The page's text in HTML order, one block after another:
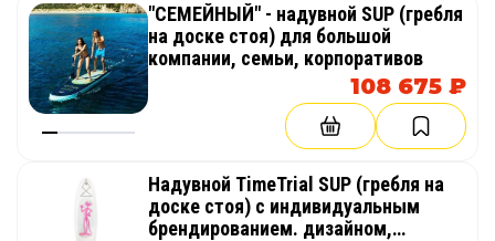
"СЕМЕЙНЫЙ" - надувной SUP (гребля
на доске стоя) для большой
компании, семьи, корпоративов
108 675 ₽
Надувной TimeTrial SUP (гребля на
доске стоя) с индивидуальным
брендированием. дизайном,